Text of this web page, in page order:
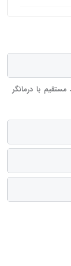
با درمانگر